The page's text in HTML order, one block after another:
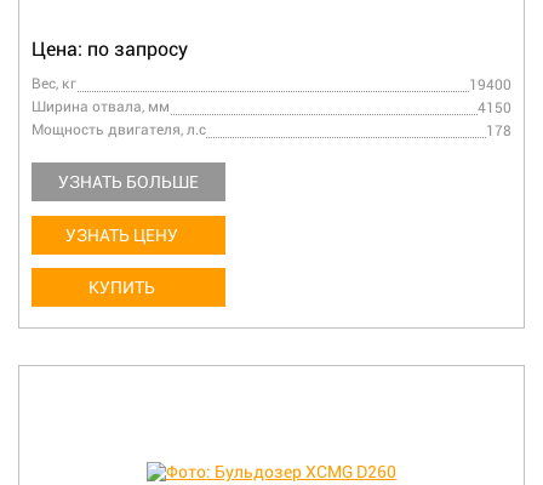
Цена: по запросу
Вес, кг
19400
Ширина отвала, мм
4150
Мощность двигателя, л.с
178
УЗНАТЬ БОЛЬШЕ
УЗНАТЬ ЦЕНУ
КУПИТЬ